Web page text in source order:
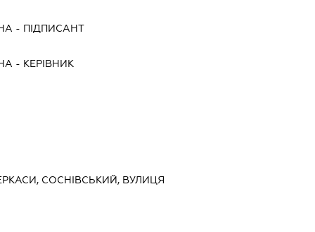
- ПІДПИСАНТ
- КЕРІВНИК
СОСНІВСЬКИЙ, ВУЛИЦЯ